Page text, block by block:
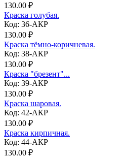
130.00 ₽
Краска голубая.
Код: 36-АКР
130.00 ₽
Краска тёмно-коричневая.
Код: 38-АКР
130.00 ₽
Краска "брезент"...
Код: 39-АКР
130.00 ₽
Краска шаровая.
Код: 42-АКР
130.00 ₽
Краска кирпичная.
Код: 44-АКР
130.00 ₽